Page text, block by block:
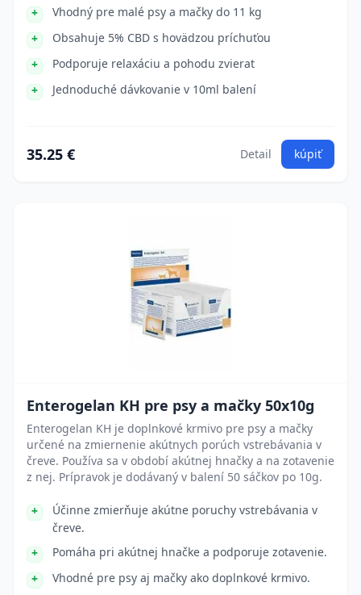
Vhodný pre malé psy a mačky do 11 kg
Obsahuje 5% CBD s hovädzou príchuťou
Podporuje relaxáciu a pohodu zvierat
Jednoduché dávkovanie v 10ml balení
35.25 € Detail kúpiť
Enterogelan KH pre psy a mačky 50x10g
Enterogelan KH je doplnkové krmivo pre psy a mačky
určené na zmiernenie akútnych porúch vstrebávania v
čreve. Používa sa v období akútnej hnačky a na zotavenie
z nej. Prípravok je dodávaný v balení 50 sáčkov po 10g.
Účinne zmierňuje akútne poruchy vstrebávania v
čreve.
Pomáha pri akútnej hnačke a podporuje zotavenie.
Vhodné pre psy aj mačky ako doplnkové krmivo.